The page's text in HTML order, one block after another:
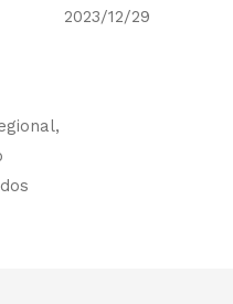
2023/12/29